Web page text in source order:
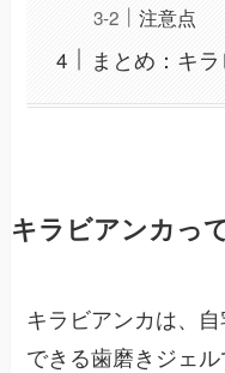
注意点
まとめ：キ
キラビアンカっ
キラビアンカは、
できる歯磨きジェ